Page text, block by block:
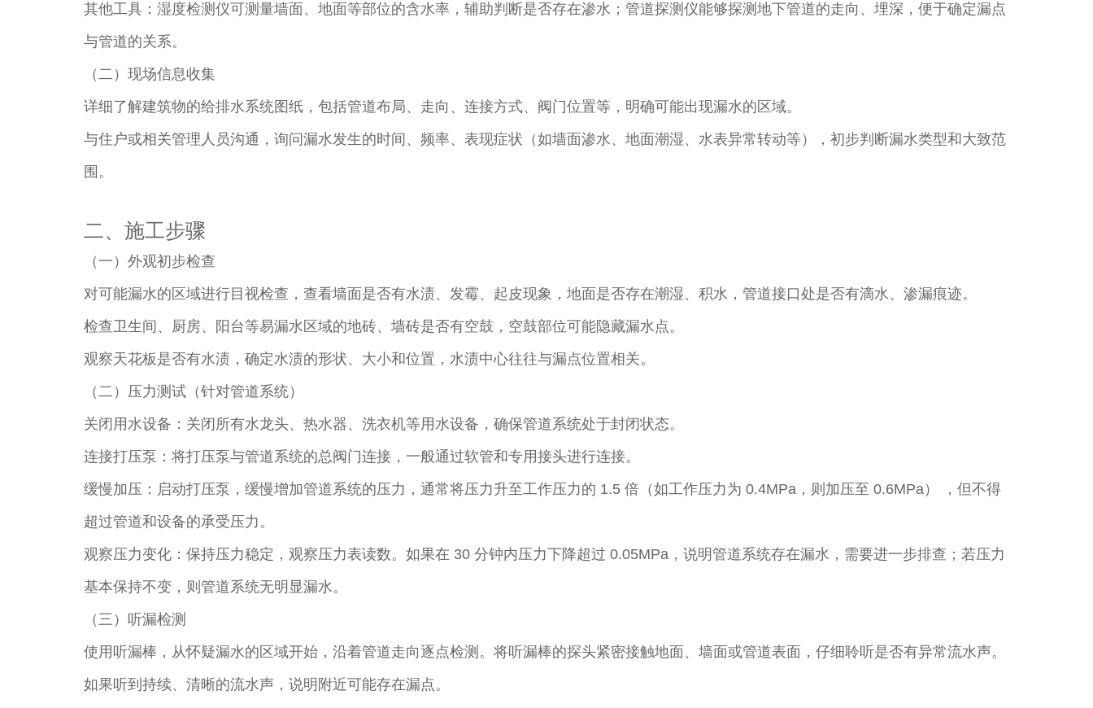
其他工具：湿度检测仪可测量墙面、地面等部位的含水率，辅助判断是否存在渗水；管道探测仪能够探测地下管道的走向、埋深，便于确定漏点
与管道的关系。​
（二）现场信息收集​
详细了解建筑物的给排水系统图纸，包括管道布局、走向、连接方式、阀门位置等，明确可能出现漏水的区域。​
与住户或相关管理人员沟通，询问漏水发生的时间、频率、表现症状（如墙面渗水、地面潮湿、水表异常转动等），初步判断漏水类型和大致范
围。​
二、施工步骤​
（一）外观初步检查​
对可能漏水的区域进行目视检查，查看墙面是否有水渍、发霉、起皮现象，地面是否存在潮湿、积水，管道接口处是否有滴水、渗漏痕迹。​
检查卫生间、厨房、阳台等易漏水区域的地砖、墙砖是否有空鼓，空鼓部位可能隐藏漏水点。​
观察天花板是否有水渍，确定水渍的形状、大小和位置，水渍中心往往与漏点位置相关。​
（二）压力测试（针对管道系统）​
关闭用水设备：关闭所有水龙头、热水器、洗衣机等用水设备，确保管道系统处于封闭状态。​
连接打压泵：将打压泵与管道系统的总阀门连接，一般通过软管和专用接头进行连接。​
缓慢加压：启动打压泵，缓慢增加管道系统的压力，通常将压力升至工作压力的 1.5 倍（如工作压力为 0.4MPa，则加压至 0.6MPa） ，但不得
超过管道和设备的承受压力。​
观察压力变化：保持压力稳定，观察压力表读数。如果在 30 分钟内压力下降超过 0.05MPa，说明管道系统存在漏水，需要进一步排查；若压力
基本保持不变，则管道系统无明显漏水。​
（三）听漏检测​
使用听漏棒，从怀疑漏水的区域开始，沿着管道走向逐点检测。将听漏棒的探头紧密接触地面、墙面或管道表面，仔细聆听是否有异常流水声。
如果听到持续、清晰的流水声，说明附近可能存在漏点。​